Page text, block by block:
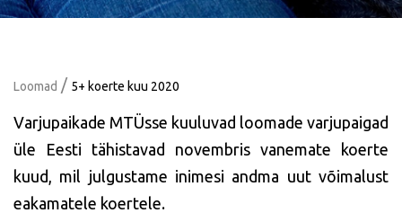
Loomad / 5+ koerte kuu 2020
Varjupaikade MTÜsse kuuluvad loomade varjupaigad
üle Eesti tähistavad novembris vanemate koerte
kuud, mil julgustame inimesi andma uut võimalust
eakamatele koertele.